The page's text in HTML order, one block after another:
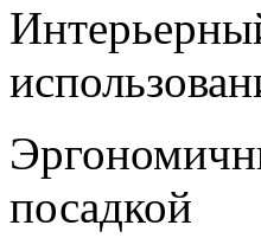
посадкой